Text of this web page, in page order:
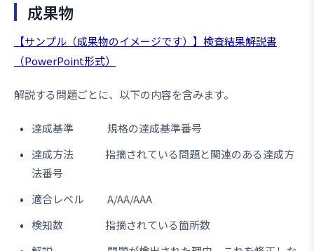
成果物
【サンプル（成果物のイメージです）】検査結果解説書
（PowerPoint形式）
解説する問題ごとに、以下の内容を含みます。
達成基準 規格の達成基準番号
達成方法 指摘されている問題と関連のある達成方
法番号
適合レベル A/AA/AAA
検知数 指摘されている箇所数